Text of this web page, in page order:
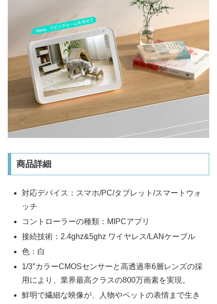
商品詳細
対応デバイス：スマホ/PC/タブレット/スマートウォ
ッチ
コントローラーの種類：MIPCアプリ
接続技術：2.4ghz&5ghz ワイヤレス/LANケーブル
色：白
1/3″カラーCMOSセンサーと高透過率6層レンズの採
用により、業界最高クラスの800万画素を実現。
鮮明で繊細な映像が、人物やペットの表情まで生き